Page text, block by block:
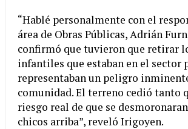
“Hablé personalmente con el
área de Obras Públicas, Adrián
confirmó que tuvieron que retirar
infantiles que estaban en el sector
representaban un peligro
comunidad. El terreno cedió tanto
riesgo real de que se
chicos arriba”, reveló Irigoyen.